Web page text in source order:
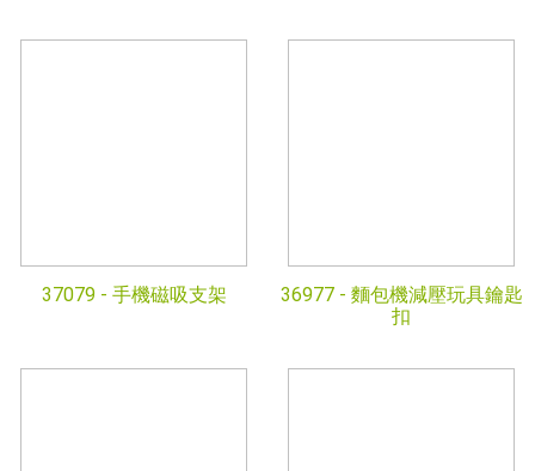
37079 - 手機磁吸支架 36977 - 麵包機減壓玩具鑰匙
扣